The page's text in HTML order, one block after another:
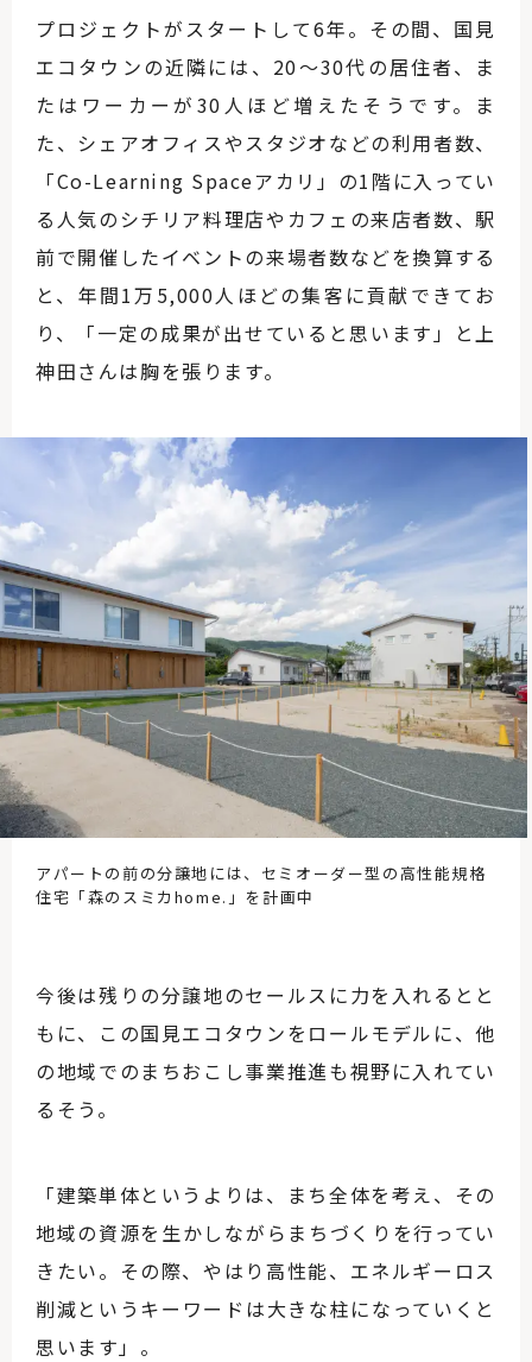
プロジェクトがスタートして6年。その間、国見
エコタウンの近隣には、20～30代の居住者、ま
たはワーカーが30人ほど増えたそうです。ま
た、シェアオフィスやスタジオなどの利用者数、
「Co-Learning Spaceアカリ」の1階に入ってい
る人気のシチリア料理店やカフェの来店者数、駅
前で開催したイベントの来場者数などを換算する
と、年間1万5,000人ほどの集客に貢献できてお
り、「一定の成果が出せていると思います」と上
神田さんは胸を張ります。
アパートの前の分譲地には、セミオーダー型の高性能規格
住宅「森のスミカhome.」を計画中
今後は残りの分譲地のセールスに力を入れるとと
もに、この国見エコタウンをロールモデルに、他
の地域でのまちおこし事業推進も視野に入れてい
るそう。
「建築単体というよりは、まち全体を考え、その
地域の資源を生かしながらまちづくりを行ってい
きたい。その際、やはり高性能、エネルギーロス
削減というキーワードは大きな柱になっていくと
思います」。